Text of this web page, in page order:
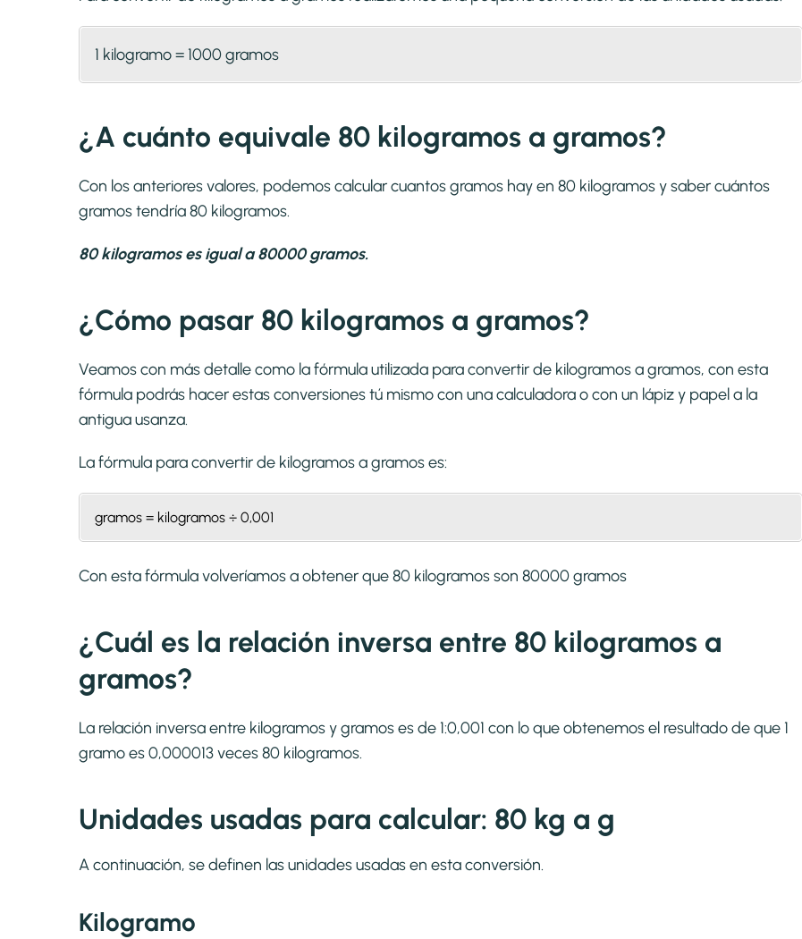
1 kilogramo = 1000 gramos
¿A cuánto equivale 80 kilogramos a gramos?
Con los anteriores valores, podemos calcular cuantos gramos hay en 80 kilogramos y saber cuántos
gramos tendría 80 kilogramos.
80 kilogramos es igual a 80000 gramos.
¿Cómo pasar 80 kilogramos a gramos?
Veamos con más detalle como la fórmula utilizada para convertir de kilogramos a gramos, con esta
fórmula podrás hacer estas conversiones tú mismo con una calculadora o con un lápiz y papel a la
antigua usanza.
La fórmula para convertir de kilogramos a gramoses:
gramos = kilogramos ÷ 0,001
Con esta fórmula volveríamos a obtener que 80 kilogramos son 80000 gramos
¿Cuál es la relación inversa entre 80 kilogramos a
gramos?
La relación inversa entre kilogramos y gramos es de 1:0,001 con lo que obtenemos el resultado de que 1
gramo es 0,000013 veces 80 kilogramos.
Unidades usadas para calcular: 80 kg a g
A continuación, se definen las unidades usadas en esta conversión.
Kilogramo